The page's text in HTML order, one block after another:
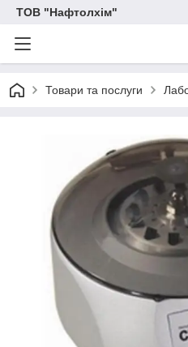
ТОВ "Нафтолхім"
Товари та послуги